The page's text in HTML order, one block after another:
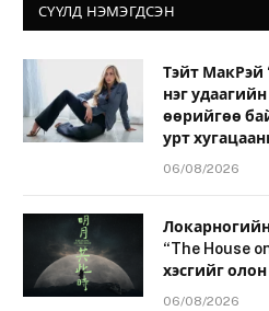
СҮҮЛД НЭМЭГДСЭН
Тэйт МакРэй
нэг
өөрийгөө
урт
06/08/2026
“The House
хэсгийг
06/08/2026